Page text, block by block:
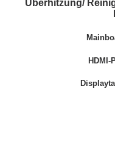
Überhitzung/
HDMI-